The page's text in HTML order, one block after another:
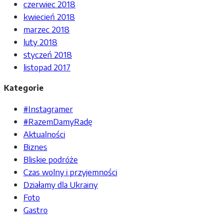
czerwiec 2018
kwiecień 2018
marzec 2018
luty 2018
styczeń 2018
listopad 2017
Kategorie
#Instagramer
#RazemDamyRadę
Aktualności
Biznes
Bliskie podróże
Czas wolny i przyjemności
Działamy dla Ukrainy
Foto
Gastro